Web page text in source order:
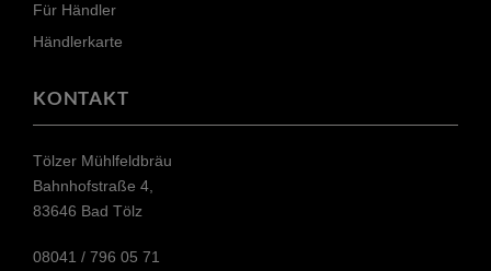
Für Händler
Händlerkarte
KONTAKT
Tölzer Mühlfeldbräu
Bahnhofstraße 4,
83646 Bad Tölz
08041 / 796 05 71​